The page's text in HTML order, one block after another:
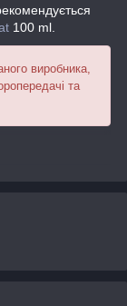
100 ml.
виробника,
та